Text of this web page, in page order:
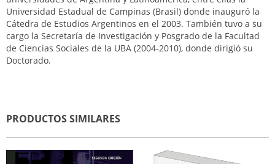
Universidad Estadual de Campinas (Brasil) donde inauguró la
Cátedra de Estudios Argentinos en el 2003.​ También tuvo a su
cargo la Secretaría de Investigación y Posgrado de la Facultad
de Ciencias Sociales de la UBA (2004-2010), donde dirigió su
Doctorado.
PRODUCTOS SIMILARES